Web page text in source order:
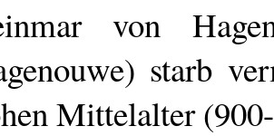
von
starb
Mittelalter